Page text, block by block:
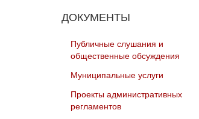
ДОКУМЕНТЫ
Публичные слушания и
общественные обсуждения
Муниципальные услуги
Проекты административных
регламентов